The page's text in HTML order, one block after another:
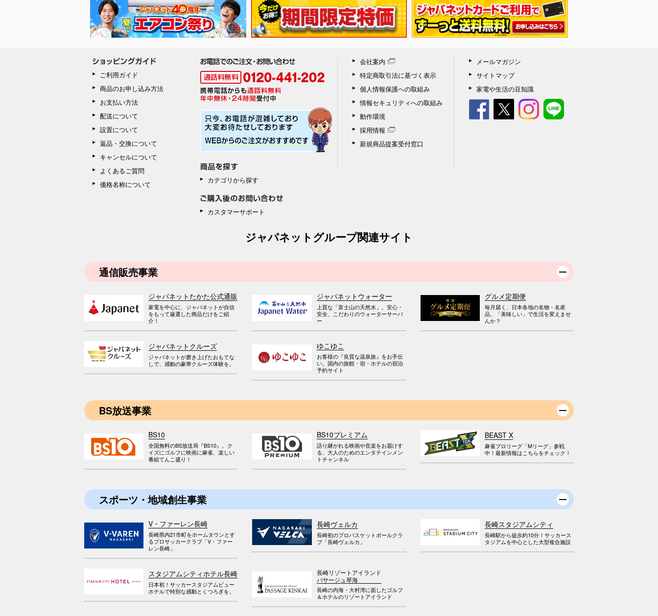
ご利用ガイド
商品のお申し込み方法
お支払い方法
配送について
設置について
返品・交換について
キャンセルについて
よくあるご質問
価格名称について
カテゴリから探す
カスタマーサポート
会社案内
特定商取引法に基づく表示
個人情報保護への取組み
情報セキュリティへの取組み
動作環境
採用情報
新規商品提案受付窓口
メールマガジン
サイトマップ
家電や生活の豆知識
ジャパネットグループ関連サイト
通信販売事業
ジャパネットたかた公式通販
家電を中心に、ジャパネットが自信
をもって厳選した商品だけをご紹
介！
ジャパネットウォーター
上質な「富士山の天然水」。安心・
安全、こだわりのウォーターサーバ
ー
グルメ定期便
毎月届く、日本各地の名物・名産
品。「美味しい」で生活を変えませ
んか？
ジャパネットクルーズ
ジャパネットが磨き上げたおもてな
しで、感動の豪華クルーズ体験を。
ゆこゆこ
お客様の『良質な温泉旅』をお手伝
い。国内の旅館・宿・ホテルの宿泊
予約サイト
BS放送事業
BS10
全国無料のBS放送局『BS10』。ク
イズにゴルフに映画に麻雀、楽しい
番組てんこ盛り！
BS10プレミアム
語り継がれる映画や音楽をお届けす
る、大人のためのエンタテインメン
トチャンネル
BEAST X
麻雀プロリーグ「Mリーグ」参戦
中！最新情報はこちらをチェック！
スポーツ・地域創生事業
V・ファーレン長崎
長崎県内21市町をホームタウンとす
るプロサッカークラブ「V・ファー
レン長崎」
長崎ヴェルカ
長崎初のプロバスケットボールクラ
ブ「長崎ヴェルカ」
長崎スタジアムシティ
長崎駅から徒歩約10分！サッカース
タジアムを中心とした大型複合施設
スタジアムシティホテル長崎
日本初！サッカースタジアムビュー
ホテルで特別な感動とくつろぎを。
長崎リゾートアイランド
パサージュ琴海
長崎の内海・大村湾に面したゴルフ
＆ホテルのリゾートアイランド